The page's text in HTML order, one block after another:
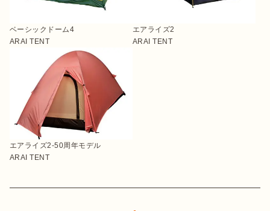
ベーシックドーム4
ARAI TENT
エアライズ2
ARAI TENT
エアライズ2-50周年モデル
ARAI TENT